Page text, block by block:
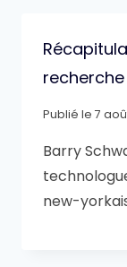
Publié le 7
Barry
new-